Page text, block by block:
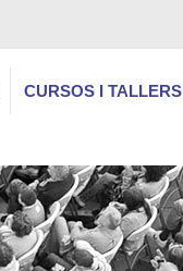
CURSOS I TALLERS